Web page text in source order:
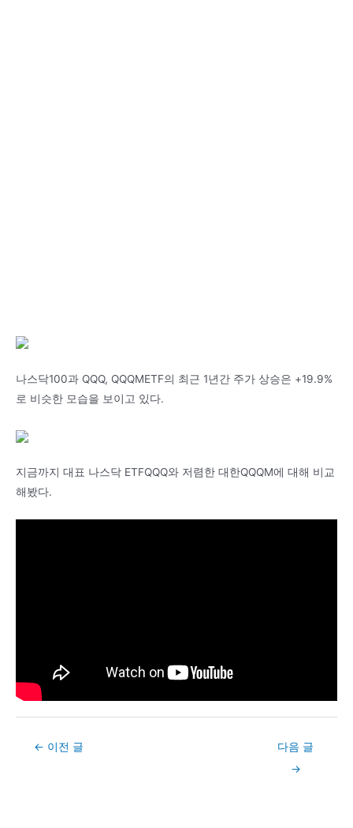
나스닥100과 QQQ, QQQMETF의 최근 1년간 주가 상승은 +19.9%
로 비슷한 모습을 보이고 있다.
지금까지 대표 나스닥 ETFQQQ와 저렴한 대한QQQM에 대해 비교
해봤다.
Post← 이전 글
다음 글
→